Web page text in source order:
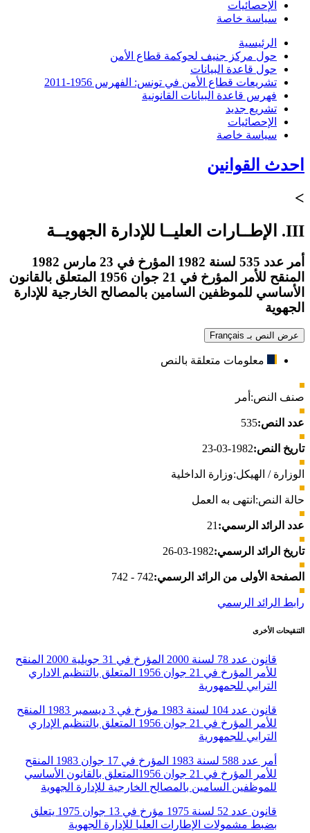
الإحصائيات
سياسة خاصة
الرئيسية
حول مركز جنيف لحوكمة قطاع الأمن
حول قاعدة البيانات
تشريعات قطاع الأمن في تونس: الفهرس 1956-2011
فهرس قاعدة البيانات القانونية
تشريع جديد
الإحصائيات
سياسة خاصة
احدث القوانين
>
III. الإطــارات العليــا للإدارة الجهويــة
أمر عدد 535 لسنة 1982 المؤرخ في 23 مارس 1982
المنقح للأمر المؤرخ في 21 جوان 1956 المتعلق بالقانون
الأساسي للموظفين السامين بالمصالح الخارجية للإدارة
الجهوية
عرض النص بـ Français
معلومات متعلقة بالنص
صنف النص: أمر
عدد النص:535
تاريخ النص:1982-03-23
الوزارة / الهيكل:وزارة الداخلية
حالة النص: انتهى به العمل
عدد الرائد الرسمي: 21
تاريخ الرائد الرسمي:1982-03-26
الصفحة الأولى من الرائد الرسمي:742 - 742
رابط الرائد الرسمي
التنقيحات الأخرى
قانون عدد 78 لسنة 2000 المؤرخ في 31 جويلية 2000 المنقح
للأمر المؤرخ في 21 جوان 1956 المتعلق بالتنظيم الاداري
الترابي للجمهورية
قانون عدد 104 لسنة 1983 مؤرخ في 3 ديسمبر 1983 المنقح
للأمر المؤرخ في 21 جوان 1956 المتعلق بالتنظيم الإداري
الترابي للجمهورية
أمر عدد 588 لسنة 1983 المؤرخ في 17 جوان 1983 المنقح
للأمر المؤرخ في 21 جوان 1956المتعلق بالقانون الأساسي
للموظفين السامين بالمصالح الخارجية للإدارة الجهوية
قانون عدد 52 لسنة 1975 مؤرخ في 13 جوان 1975 يتعلق
بضبط مشمولات الإطارات العليا للإدارة الجهوية